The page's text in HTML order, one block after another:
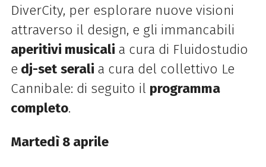
DiverCity, per esplorare nuove visioni
attraverso il design, e gli immancabili
aperitivi musicali a cura di Fluidostudio
e dj-set serali a cura del collettivo Le
Cannibale: di seguito il programma
completo.
Martedì 8 aprile